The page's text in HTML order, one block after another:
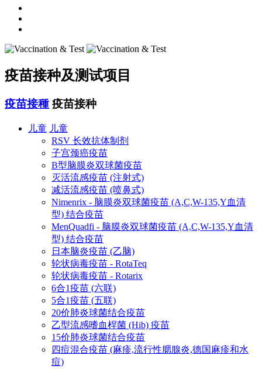
疫苗接种及测试项目
疫苗接種 疫苗接种
儿童 儿童
RSV 长效抗体制剂
子宫颈癌疫苗
B型脑膜炎双球菌疫苗
灭活流感疫苗 (注射式)
减活流感疫苗 (喷鼻式)
Nimenrix - 脑膜炎双球菌疫苗 (A,C,W-135,Y血清
型) 结合疫苗
MenQuadfi - 脑膜炎双球菌疫苗 (A,C,W-135,Y血清
型) 结合疫苗
日本脑炎疫苗 (乙脑)
轮状病毒疫苗 - RotaTeq
轮状病毒疫苗 - Rotarix
6合1疫苗 (六联)
5合1疫苗 (五联)
20价肺炎球菌结合疫苗
乙型流感嗜血桿菌 (Hib) 疫苗
15价肺炎球菌结合疫苗
四痘混合疫苗 (麻疹,流行性腮腺炎,德国麻疹和水
痘)